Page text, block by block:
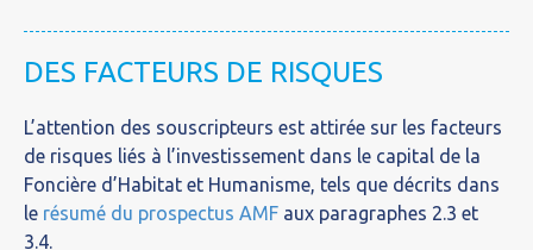
DES FACTEURS DE RISQUES
L’attention des souscripteurs est attirée sur les facteurs
de risques liés à l’investissement dans le capital de la
Foncière d’Habitat et Humanisme, tels que décrits dans
le résumé du prospectus AMF aux paragraphes 2.3 et
3.4.